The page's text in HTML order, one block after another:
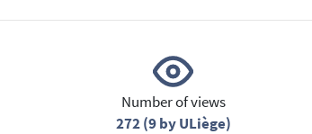
Number of views
272 (9 by ULiège)